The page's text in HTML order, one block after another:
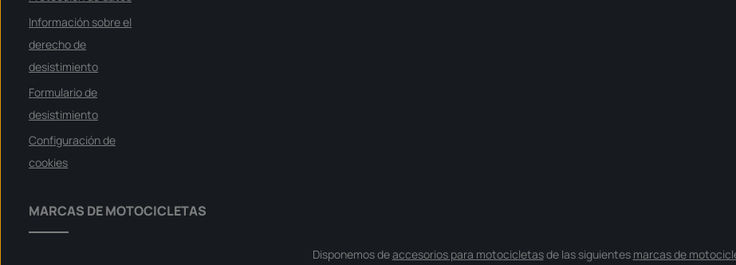
g
b
r
Información sobre el
derecho de
desistimiento
Formulario de
desistimiento
Configuración de
cookies
MARCAS DE MOTOCICLETAS
Disponemos deaccesorios para motocicletasde las siguientes marcas de